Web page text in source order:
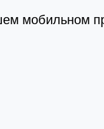
мобильном